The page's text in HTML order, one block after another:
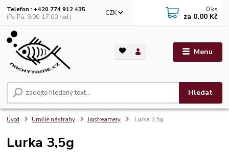
Menu
CZK
Hledat
Telefon : +420 774 912 435
(Po-Pá, 9:00-17:00 hod.)
0 ks
za 0,00 Kč
Úvod Umělé nástrahy Jigstreamery Lurka 3,5g
Lurka 3,5g